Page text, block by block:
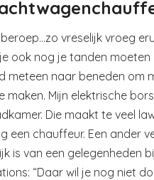
vreselijk vroeg
ook nog je tanden moeten
meteen naar beneden om
maken. Mijn elektrische
Die maakt te veel
een chauffeur. Een ander
is van een gelegenheden
“Daar wil je nog niet